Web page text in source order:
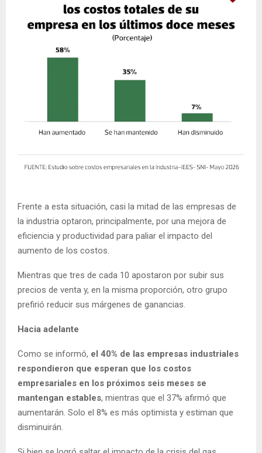
Frente a esta situación, casi la mitad de las empresas de
la industria optaron, principalmente, por una mejora de
eficiencia y productividad para paliar el impacto del
aumento de los costos.
Mientras que tres de cada 10 apostaron por subir sus
precios de venta y, en la misma proporción, otro grupo
prefirió reducir sus márgenes de ganancias.
Hacia adelante
Como se informó, el 40% de las empresas industriales
respondieron que esperan que los costos
empresariales en los próximos seis meses se
mantengan estables, mientras que el 37% afirmó que
aumentarán. Solo el 8% es más optimista y estiman que
disminuirán.